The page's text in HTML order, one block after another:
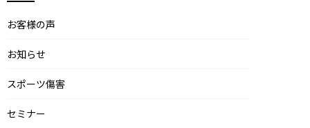
お客様の声
お知らせ
スポーツ傷害
セミナー